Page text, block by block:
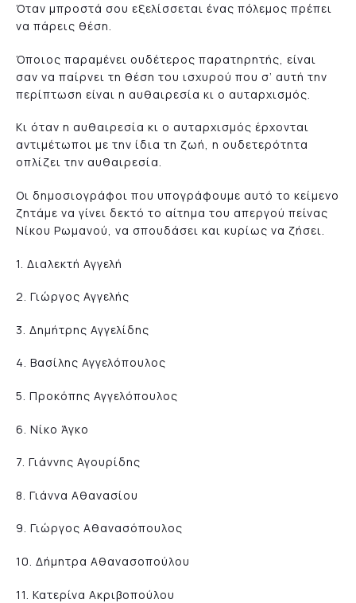
Όταν μπροστά σου εξελίσσεται ένας πόλεμος πρέπει
να πάρεις θέση.
Όποιος παραμένει ουδέτερος παρατηρητής, είναι
σαν να παίρνει τη θέση του ισχυρού που σ’ αυτή την
περίπτωση είναι η αυθαιρεσία κι ο αυταρχισμός.
Κι όταν η αυθαιρεσία κι ο αυταρχισμός έρχονται
αντιμέτωποι με την ίδια τη ζωή, η ουδετερότητα
οπλίζει την αυθαιρεσία.
Οι δημοσιογράφοι που υπογράφουμε αυτό το κείμενο
ζητάμε να γίνει δεκτό το αίτημα του απεργού πείνας
Νίκου Ρωμανού, να σπουδάσει και κυρίως να ζήσει.
1. Διαλεκτή Αγγελή
2. Γιώργος Αγγελής
3. Δημήτρης Αγγελίδης
4. Βασίλης Αγγελόπουλος
5. Προκόπης Αγγελόπουλος
6. Νίκο Άγκο
7. Γιάννης Αγουρίδης
8. Γιάννα Αθανασίου
9. Γιώργος Αθανασόπουλος
10. Δήμητρα Αθανασοπούλου
11. Κατερίνα Ακριβοπούλου